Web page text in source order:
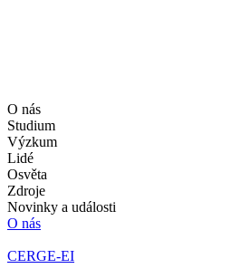
O nás
Studium
Výzkum
Lidé
Osvěta
Zdroje
Novinky a události
O nás
CERGE-EI